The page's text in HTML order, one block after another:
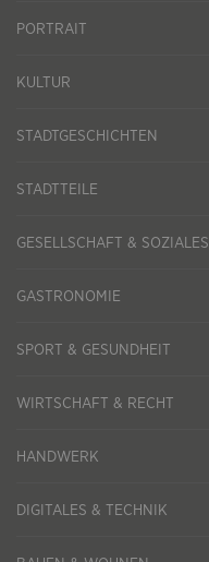
PORTRAIT
KULTUR
STADTGESCHICHTEN
STADTTEILE
GESELLSCHAFT & SOZIALES
GASTRONOMIE
SPORT & GESUNDHEIT
WIRTSCHAFT & RECHT
HANDWERK
DIGITALES & TECHNIK